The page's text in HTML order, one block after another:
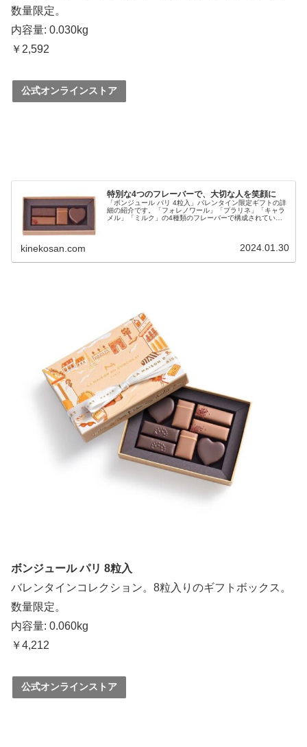
数量限定。
内容量: 0.030kg
￥2,592
公式オンラインストア
特別な4つのフレーバーで、大切な人を笑顔に
「ボンジュール パリ 4粒入」バレンタイン限定ギフトの詳
細の紹介です。「フォレノワール」「プラリネ」「キャラ
メル」「ミルク」の4種類のフレーバーで構成されていま
kinekosan.com 2024.01.30
ボンジュール パリ 8粒入
バレンタインコレクション。8粒入りのギフトボックス。
数量限定。
内容量: 0.060kg
￥4,212
公式オンラインストア